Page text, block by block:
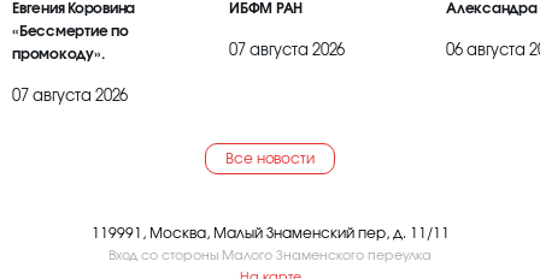
Евгения Коровина
«Бессмертие по
промокоду».
07 августа 2026
ИБФМ РАН
07 августа 2026
Александра
06 августа
Все новости
119991, Москва, Малый Знаменский пер, д. 11/11
Вход со стороны Малого Знаменского переулка